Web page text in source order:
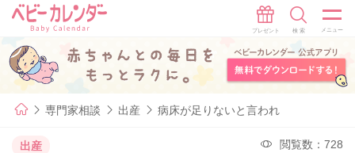
専門家相談 出産 病床が足りないと言われ
出産 閲覧数：728